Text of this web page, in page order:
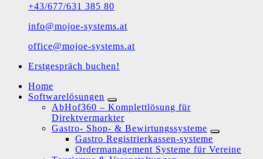
+43/677/631 385 80
info@mojoe-systems.at
office@mojoe-systems.at
Erstgespräch buchen!
Home
Softwarelösungen
AbHof360 – Komplettlösung für
Direktvermarkter
Gastro- Shop- & Bewirtungssysteme
Gastro Registrierkassen-systeme
Ordermanagement Systeme für Vereine